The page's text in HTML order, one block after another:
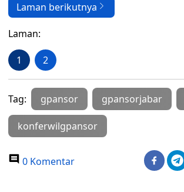
Laman berikutnya
Laman:
1 2
Tag: gpansor gpansorjabar
konferwilgpansor
0 Komentar